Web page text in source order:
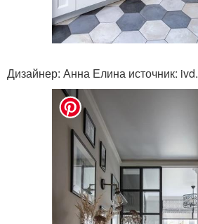
Дизайнер: Анна Елина источник: ivd.